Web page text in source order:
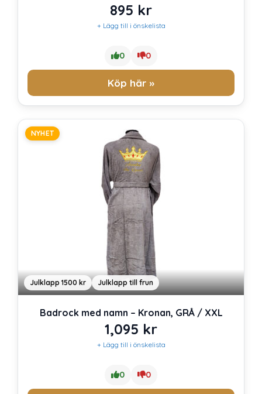
895 kr
+ Lägg till i önskelista
0 0
Köp här »
NYHET
Julklapp 1500 kr Julklapp till frun
Badrock med namn – Kronan, GRÅ / XXL
1,095 kr
+ Lägg till i önskelista
0 0